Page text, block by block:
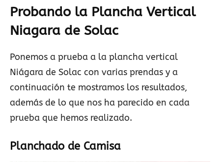
Probando la Plancha Vertical
Niagara de Solac
Ponemos a prueba a la plancha vertical
Niágara de Solac con varias prendas y a
continuación te mostramos los resultados,
además de lo que nos ha parecido en cada
prueba que hemos realizado.
Planchado de Camisa